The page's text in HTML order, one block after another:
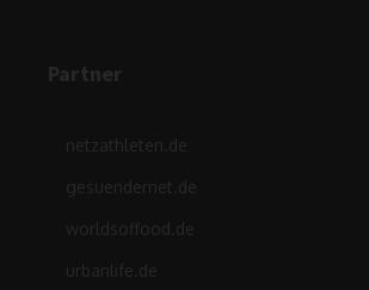
Partner
netzathleten.de
gesuendernet.de
worldsoffood.de
urbanlife.de